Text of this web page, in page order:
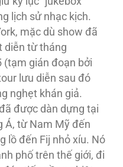
lịch sử nhạc kịch.
mặc dù show đã
diễn từ tháng
gián đoạn bởi
lưu diễn sau đó
nghẹt khán giả.
được dàn dựng tại
Á, từ Nam Mỹ đến
lồ đến Fij nhỏ xíu. Nó
phố trên thế giới, đi